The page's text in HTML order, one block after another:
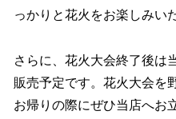
っかりと花火をお楽しみい
さらに、花火大会終了後は
販売予定です。花火大会を
お帰りの際にぜひ当店へお